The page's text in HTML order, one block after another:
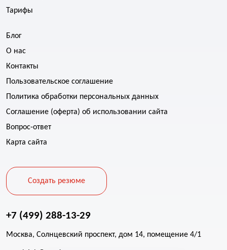
Тарифы
Блог
О нас
Контакты
Пользовательское соглашение
Политика обработки персональных данных
Соглашение (оферта) об использовании сайта
Вопрос-ответ
Карта сайта
Создать резюме
+7 (499) 288-13-29
Москва, Солнцевский проспект, дом 14, помещение 4/1